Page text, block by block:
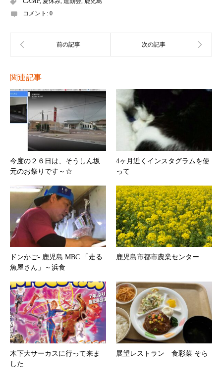
コメント: 0
関連記事
今度の２６日は、そうしん坂
元のお祭りです～☆
4ヶ月近くインスタグラムを使
って
ドンかご- 鹿児島 MBC 「走る
魚屋さん」～浜食
鹿児島市都市農業センター
木下大サーカスに行って来ま
した
展望レストラン 食彩菜 そら